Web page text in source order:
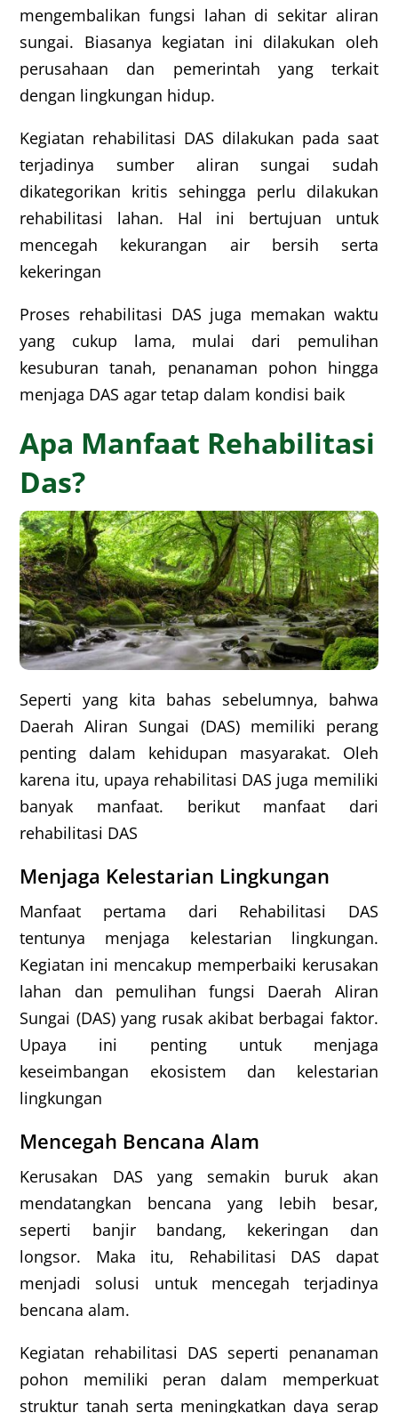
mengembalikan fungsi lahan di sekitar aliran
sungai. Biasanya kegiatan ini dilakukan oleh
perusahaan dan pemerintah yang terkait
dengan lingkungan hidup.
Kegiatan rehabilitasi DAS dilakukan pada saat
terjadinya sumber aliran sungai sudah
dikategorikan kritis sehingga perlu dilakukan
rehabilitasi lahan. Hal ini bertujuan untuk
mencegah kekurangan air bersih serta
kekeringan
Proses rehabilitasi DAS juga memakan waktu
yang cukup lama, mulai dari pemulihan
kesuburan tanah, penanaman pohon hingga
menjaga DAS agar tetap dalam kondisi baik
Apa Manfaat Rehabilitasi
Das?
Seperti yang kita bahas sebelumnya, bahwa
Daerah Aliran Sungai (DAS) memiliki perang
penting dalam kehidupan masyarakat. Oleh
karena itu, upaya rehabilitasi DAS juga memiliki
banyak manfaat. berikut manfaat dari
rehabilitasi DAS
Menjaga Kelestarian Lingkungan
Manfaat pertama dari Rehabilitasi DAS
tentunya menjaga kelestarian lingkungan.
Kegiatan ini mencakup memperbaiki kerusakan
lahan dan pemulihan fungsi Daerah Aliran
Sungai (DAS) yang rusak akibat berbagai faktor.
Upaya ini penting untuk menjaga
keseimbangan ekosistem dan kelestarian
lingkungan
Mencegah Bencana Alam
Kerusakan DAS yang semakin buruk akan
mendatangkan bencana yang lebih besar,
seperti banjir bandang, kekeringan dan
longsor. Maka itu, Rehabilitasi DAS dapat
menjadi solusi untuk mencegah terjadinya
bencana alam.
Kegiatan rehabilitasi DAS seperti penanaman
pohon memiliki peran dalam memperkuat
struktur tanah serta meningkatkan daya serap